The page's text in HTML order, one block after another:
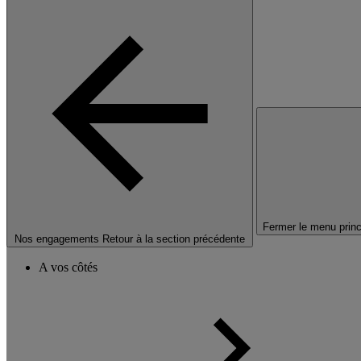
Nos engagements Retour à la section précédente
Fermer le menu
A vos côtés